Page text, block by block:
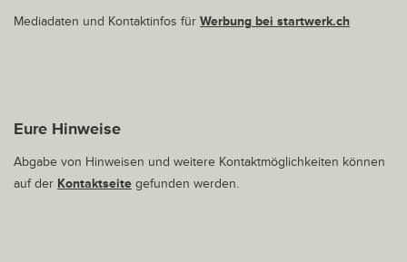
Mediadaten und Kontaktinfos für Werbung bei startwerk.ch
Eure Hinweise
Abgabe von Hinweisen und weitere Kontaktmöglichkeiten können
auf der Kontaktseite gefunden werden.